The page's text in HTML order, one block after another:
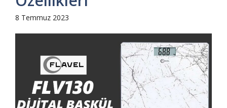
8 Temmuz 2023